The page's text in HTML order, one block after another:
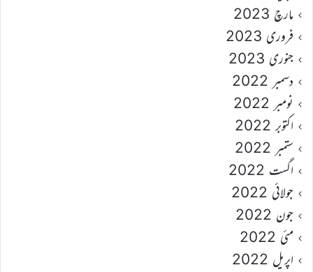
مارچ 2023
فروری 2023
جنوری 2023
دسمبر 2022
نومبر 2022
اکتوبر 2022
ستمبر 2022
اگست 2022
جولائی 2022
جون 2022
مئی 2022
اپریل 2022